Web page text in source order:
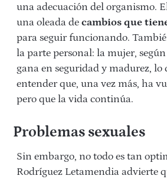
una adecuación del organismo.
una oleada de cambios que
para seguir funcionando.
la parte personal: la mujer,
gana en seguridad y madurez, lo
entender que, una vez más, ha
pero que la vida continúa.
Problemas sexuales
Sin embargo, no todo es tan
Rodríguez Letamendia advierte